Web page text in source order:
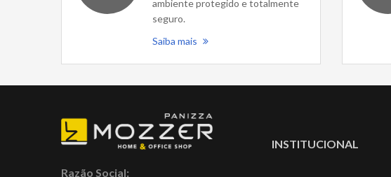
ambiente protegido e totalmente
seguro.
Saiba mais
Razão Social:
INSTITUCIONAL